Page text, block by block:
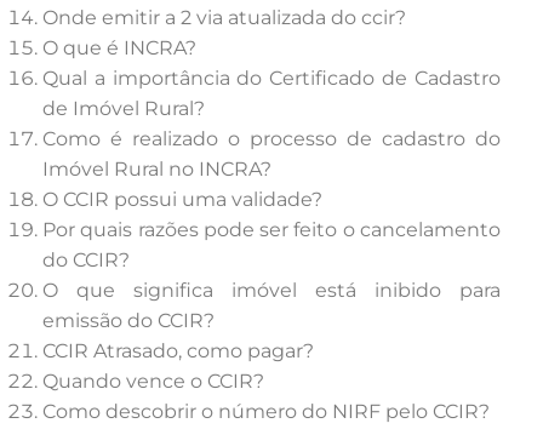
Onde emitir a 2 via atualizada do ccir?
O que é INCRA?
Qual a importância do Certificado de Cadastro
de Imóvel Rural?
Como é realizado o processo de cadastro do
Imóvel Rural no INCRA?
O CCIR possui uma validade?
Por quais razões pode ser feito o cancelamento
do CCIR?
O que significa imóvel está inibido para
emissão do CCIR?
CCIR Atrasado, como pagar?
Quando vence o CCIR?
Como descobrir o número do NIRF pelo CCIR?